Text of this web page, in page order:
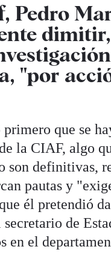
Pedro
"por
que se
la CIAF, algo
son definitivas,
pautas y
él pretendió
de
en el